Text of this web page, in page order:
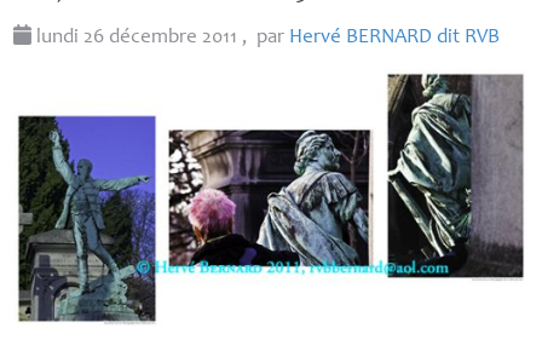
lundi 26 décembre 2011 , par Hervé BERNARD dit RVB